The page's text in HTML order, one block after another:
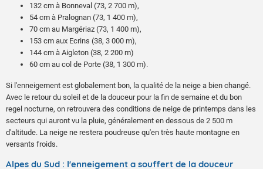
132 cm à Bonneval (73, 2 700 m),
54 cm à Pralognan (73, 1 400 m),
70 cm au Margériaz (73, 1 400 m),
153 cm aux Ecrins (38, 3 000 m),
144 cm à Aigleton (38, 2 200 m)
60 cm au col de Porte (38, 1 300 m).
Si l'enneigement est globalement bon, la qualité de la neige a bien changé.
Avec le retour du soleil et de la douceur pour la fin de semaine et du bon
regel nocturne, on retrouvera des conditions de neige de printemps dans les
secteurs qui auront vu la pluie, généralement en dessous de 2 500 m
d'altitude. La neige ne restera poudreuse qu'en très haute montagne en
versants froids.
Alpes du Sud : l'enneigement a souffert de la douceur